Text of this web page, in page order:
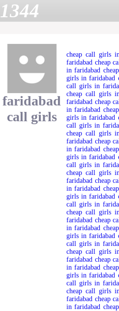
1344
faridabad
call girls
cheap call girls
faridabad cheap
in faridabad
girls in faridabad
call girls in
cheap call girls
faridabad cheap
in faridabad
girls in faridabad
call girls in
cheap call girls
faridabad cheap
in faridabad
girls in faridabad
call girls in
cheap call girls
faridabad cheap
in faridabad
girls in faridabad
call girls in
cheap call girls
faridabad cheap
in faridabad
girls in faridabad
call girls in
cheap call girls
faridabad cheap
in faridabad
girls in faridabad
call girls in
cheap call girls
faridabad cheap
in faridabad